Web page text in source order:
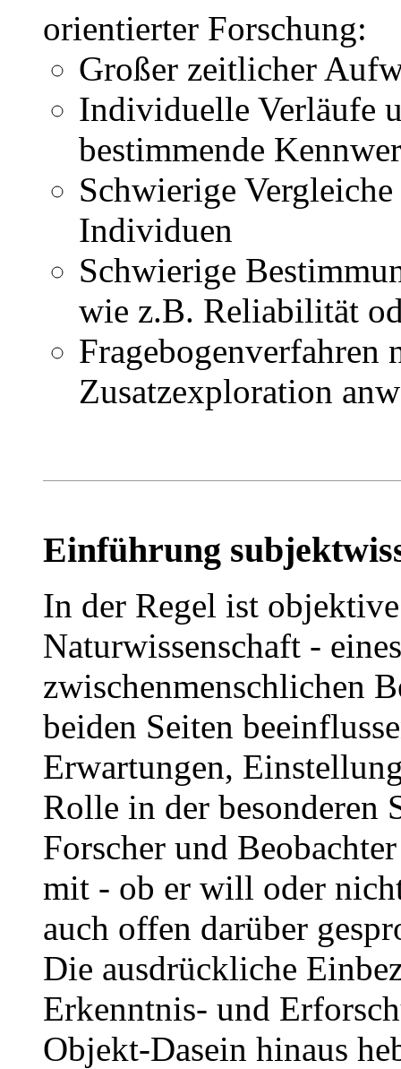
orientierter Forschung:
Großer zeitlicher
Individuelle Verläufe
bestimmende
Schwierige
Individuen
Schwierige
wie z.B. Reliabilität
Zusatzexploration
Einführung
In der Regel ist
Naturwissenschaft -
zwischenmenschlichen
beiden Seiten
Erwartungen,
Rolle in der besonderen
Forscher und
mit - ob er will oder
auch offen darüber
Die ausdrückliche
Erkenntnis- und
Objekt-Dasein hinaus